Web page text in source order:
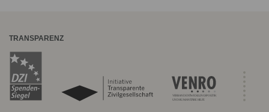
TRANSPARENZ